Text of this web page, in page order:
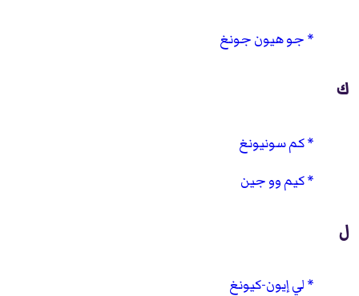
جو هيون جونغ
ك
كم سونيونغ
كيم وو جين
ل
لي إيون-كيونغ